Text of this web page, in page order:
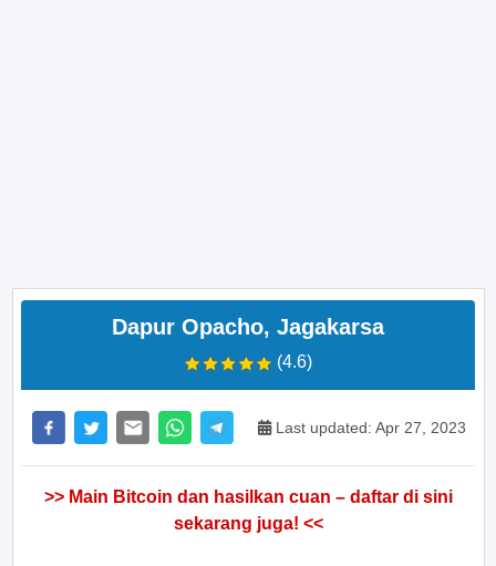
Dapur Opacho, Jagakarsa
(4.6)
Last updated: Apr 27, 2023